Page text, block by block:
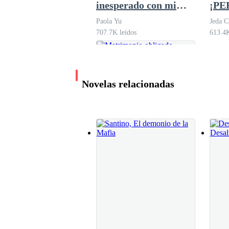
Me siento a su lado preocupada. Luce cansada.
inesperado con mi
jefe
Paola Yu
707.7K leídos
Jeda
Novelas relacionadas